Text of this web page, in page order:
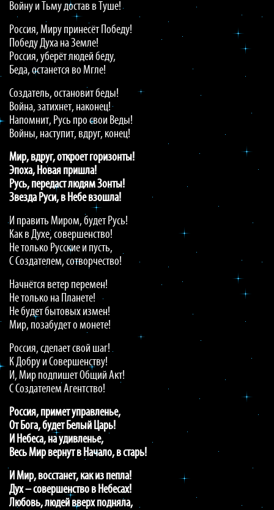
Войну и Тьму достав в Туше!
Россия, Миру принесёт Победу!
Победу Духа на Земле!
Россия, уберёт людей беду,
Беда, останется во Мгле!
Создатель, остановит беды!
Война, затихнет, наконец!
Напомнит, Русь про свои Веды!
Войны, наступит, вдруг, конец!
Мир, вдруг, откроет горизонты!
Эпоха, Новая пришла!
Русь, передаст людям Зонты!
Звезда Руси, в Небе взошла!
И править Миром, будет Русь!
Как в Духе, совершенство!
Не только Русские и пусть,
С Создателем, сотворчество!
Начнётся ветер перемен!
Не только на Планете!
Не будет бытовых измен!
Мир, позабудет о монете!
Россия, сделает свой шаг!
К Добру и Совершенству!
И, Мир подпишет Общий Акт!
С Создателем Агентство!
Россия, примет управленье,
От Бога, будет Белый Царь!
И Небеса, на удивленье,
Весь Мир вернут в Начало, в старь!
И Мир, восстанет, как из пепла!
Дух – совершенство в Небесах!
Любовь, людей вверх подняла,